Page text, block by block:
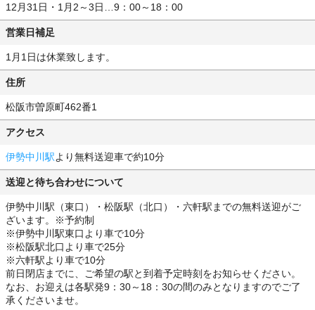
12月31日・1月2～3日…9：00～18：00
営業日補足
1月1日は休業致します。
住所
松阪市曽原町462番1
アクセス
伊勢中川駅より無料送迎車で約10分
送迎と待ち合わせについて
伊勢中川駅（東口）・松阪駅（北口）・六軒駅までの無料送迎がご
ざいます。※予約制
※伊勢中川駅東口より車で10分
※松阪駅北口より車で25分
※六軒駅より車で10分
前日閉店までに、ご希望の駅と到着予定時刻をお知らせください。
なお、お迎えは各駅発9：30～18：30の間のみとなりますのでご了
承くださいませ。